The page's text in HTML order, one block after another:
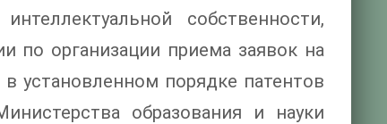
собственности,
по организации приема заявок на
установленном порядке патентов
образования и науки